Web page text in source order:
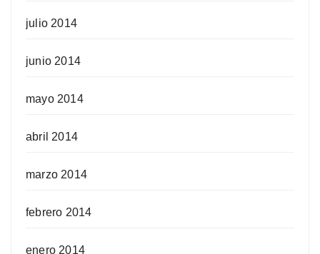
julio 2014
junio 2014
mayo 2014
abril 2014
marzo 2014
febrero 2014
enero 2014